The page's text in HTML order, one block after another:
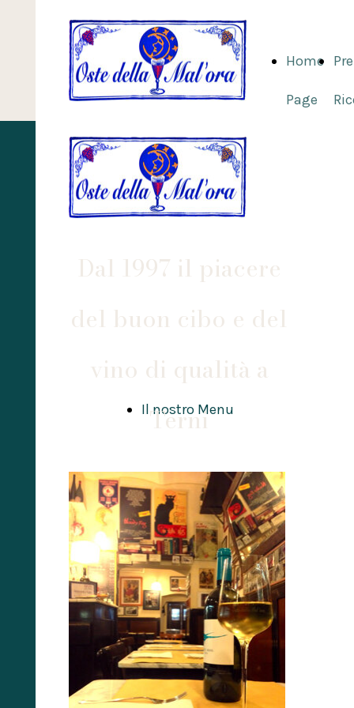
Home
Page
Dal 1997 il piacere
del buon cibo e del
vino di qualità a
Terni
Il nostro Menu